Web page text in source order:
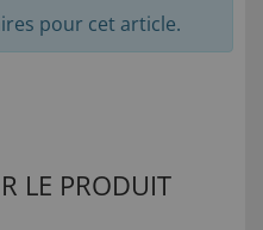
pour cet article.
LE PRODUIT